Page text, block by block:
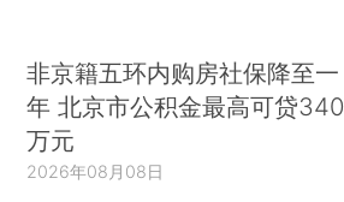
非京籍五环内购房社保降至一
年 北京市公积金最高可贷340
万元
2026年08月08日